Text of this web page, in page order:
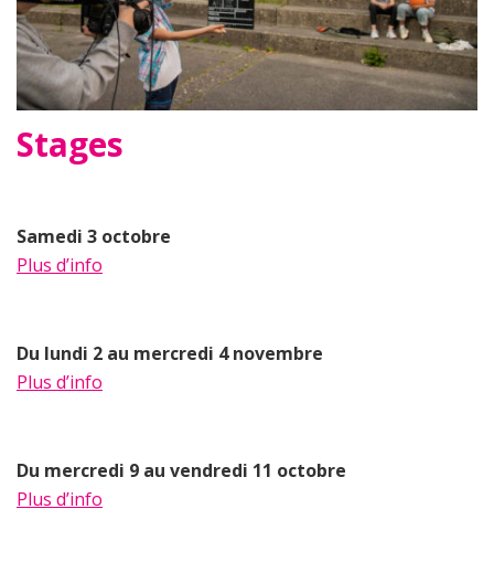
Stages
Samedi 3 octobre
Plus d’info
Du lundi 2 au mercredi 4 novembre
Plus d’info
Du mercredi 9 au vendredi 11 octobre
Plus d’info